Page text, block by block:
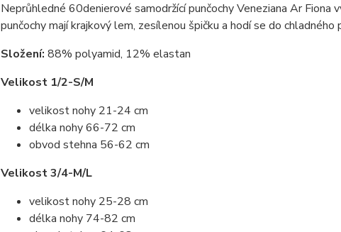
Neprůhledné 60denierové samodržící punčochy Veneziana Ar Fiona
punčochy mají krajkový lem, zesílenou špičku a hodí se do chladného
Složení: 88% polyamid, 12% elastan
Velikost 1/2-S/M
velikost nohy 21-24 cm
délka nohy 66-72 cm
obvod stehna 56-62 cm
Velikost 3/4-M/L
velikost nohy 25-28 cm
délka nohy 74-82 cm